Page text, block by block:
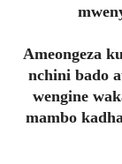
Ameongeza
nchini bado
wengine
mambo